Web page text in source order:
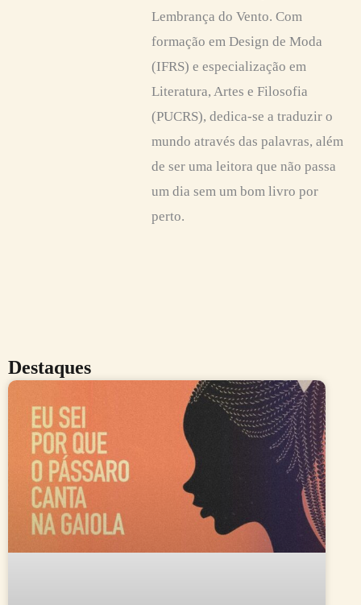
Lembrança do Vento. Com
formação em Design de Moda
(IFRS) e especialização em
Literatura, Artes e Filosofia
(PUCRS), dedica-se a traduzir o
mundo através das palavras, além
de ser uma leitora que não passa
um dia sem um bom livro por
perto.
Destaques